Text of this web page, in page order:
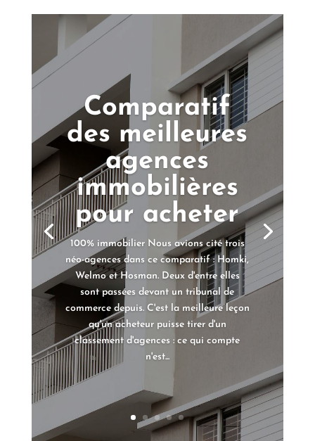
Comparatif
des meilleures
agences
immobilières
pour acheter
100% immobilier Nous avions cité trois
néo-agences dans ce comparatif : Homki,
Welmo et Hosman. Deux d'entre elles
sont passées devant un tribunal de
commerce depuis. C'est la meilleure leçon
qu'un acheteur puisse tirer d'un
classement d'agences : ce qui compte
n'est...